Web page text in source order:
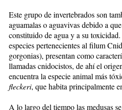
Este grupo de invertebrados son
aguamalas o aguavivas debido a
constituido de agua y a su
especies pertenecientes al filum
gorgonias), presentan como
llamadas cnidocistos, de ahí el
encuentra la especie animal más
fleckeri, que habita principalmente
A lo largo del tiempo las medusas